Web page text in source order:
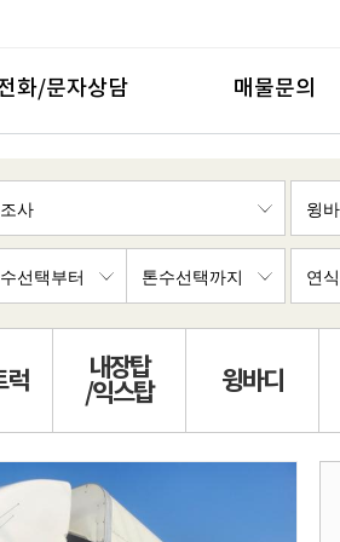
화/문자상담 매물문의
럭
내장탑
/익스탑
윙바디